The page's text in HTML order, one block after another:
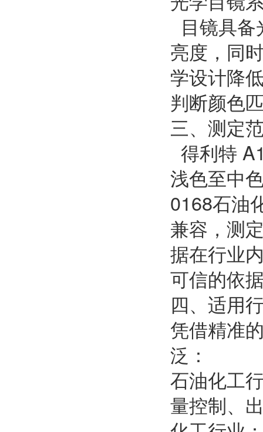
目镜具
亮度，同
学设计降
判断颜色
三、测定
得利特
浅色至中
0168石油
兼容，测
据在行业
可信的依
四、适用
凭借精准
泛：
石油化工
量控制、